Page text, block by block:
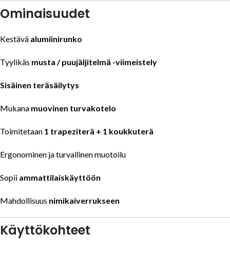
Ominaisuudet
Kestävä alumiinirunko
Tyylikäs musta / puujäljitelmä -viimeistely
Sisäinen teräsäilytys
Mukana muovinen turvakotelo
Toimitetaan 1 trapeziterä + 1 koukkuterä
Ergonominen ja turvallinen muotoilu
Sopii ammattilaiskäyttöön
Mahdollisuus nimikaiverrukseen
Käyttökohteet